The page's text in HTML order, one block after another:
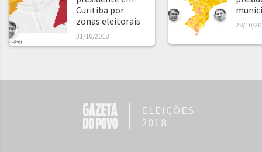
Curitiba por
zonas eleitorais
31/10/2018
28/10/
ELEIÇÕES
2018